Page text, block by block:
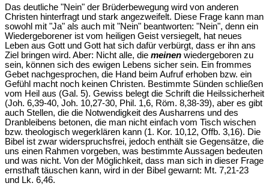
Das deutliche "Nein" der Brüderbewegung wird von anderen
Christen hinterfragt und stark angezweifelt. Diese Frage kann man
sowohl mit "Ja" als auch mit "Nein" beantworten: "Nein", denn ein
Wiedergeborener ist vom heiligen Geist versiegelt, hat neues
Leben aus Gott und Gott hat sich dafür verbürgt, dass er ihn ans
Ziel bringen wird. Aber: Nicht alle, die meinen wiedergeboren zu
sein, können sich des ewigen Lebens sicher sein. Ein frommes
Gebet nachgesprochen, die Hand beim Aufruf erhoben bzw. ein
Gefühl macht noch keinen Christen. Bestimmte Sünden schließen
vom Heil aus (Gal. 5). Gewiss belegt die Schrift die Heilssicherheit
(Joh. 6,39-40, Joh. 10,27-30, Phil. 1,6, Röm. 8,38-39), aber es gibt
auch Stellen, die die Notwendigkeit des Ausharrens und des
Dranbleibens betonen, die man nicht einfach vom Tisch wischen
bzw. theologisch wegerklären kann (1. Kor. 10,12, Offb. 3,16). Die
Bibel ist zwar widerspruchsfrei, jedoch enthält sie Gegensätze, die
uns einen Rahmen vorgeben, was bestimmte Aussagen bedeuten
und was nicht. Von der Möglichkeit, dass man sich in dieser Frage
ernsthaft täuschen kann, wird in der Bibel gewarnt: Mt. 7,21-23
und Lk. 6,46.